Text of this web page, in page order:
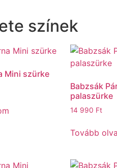
színek
Mini szürke
Babzsák
palaszürke
14 990 Ft
Tovább